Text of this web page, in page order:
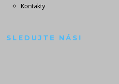
Kontakty
SLEDUJTE NÁS!